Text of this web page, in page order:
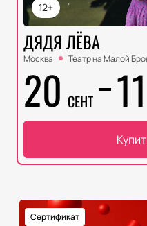
12+
ДЯДЯ ЛЁВА
Москва Театр на Малой
20 СЕНТ 11
Сертификат